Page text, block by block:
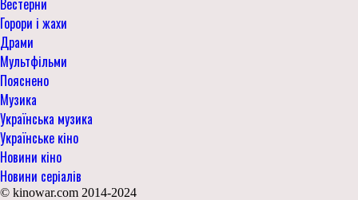
Вестерни
Горори і жахи
Драми
Мультфільми
Пояснено
Музика
Українська музика
Українське кіно
Новини кіно
Новини серіалів
© kinowar.com 2014-2024